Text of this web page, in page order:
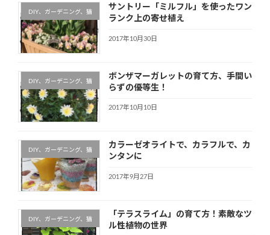
DIY、ガーデニング、猫
サントリー「ミルフル」を使ったワン
ランク上の寄せ植え
2017年10月30日
DIY、ガーデニング、猫
ボンザマーガレットの育て方、手間い
らずの優等生！
2017年10月10日
DIY、ガーデニング、猫
カラーゼオライトで、カラフルで、カ
ンタンに
2017年9月27日
DIY、ガーデニング、猫
「テラスライム」の育て方！素敵なツ
ル性植物の世界